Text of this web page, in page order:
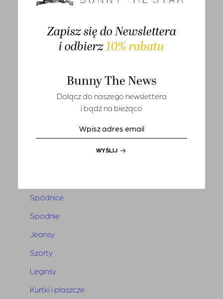
Zapisz się do Newslettera
i odbierz10% rabatu
Bunny The News
Dołącz do naszego newslettera
i bądź na bieżąco
WYŚLIJ
Bluzy
Tuniki i narzutki
Spódnice
Spodnie
Jeansy
Szorty
Leginsy
Kurtki i płaszcze